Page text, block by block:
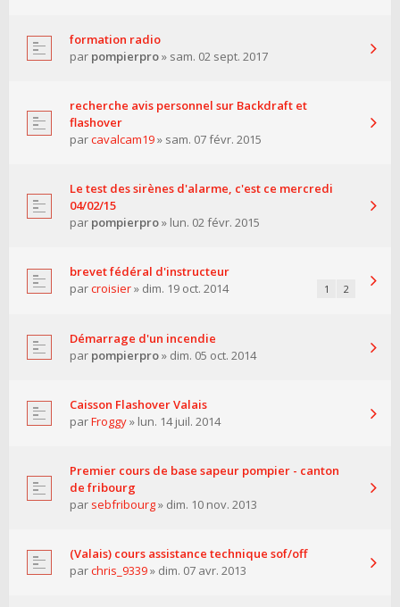
formation radio
par pompierpro» sam. 02 sept. 2017
recherche avis personnel sur Backdraft et
flashover
parcavalcam19» sam. 07 févr. 2015
Le test des sirènes d'alarme, c'est ce mercredi
04/02/15
par pompierpro» lun. 02 févr. 2015
brevet fédéral d'instructeur
parcroisier» dim. 19 oct. 2014 1 2
Démarrage d'un incendie
par pompierpro» dim. 05 oct. 2014
Caisson Flashover Valais
parFroggy» lun. 14 juil. 2014
Premier cours de base sapeur pompier - canton
de fribourg
par sebfribourg» dim. 10 nov. 2013
(Valais) cours assistance technique sof/off
parchris_9339» dim. 07 avr. 2013